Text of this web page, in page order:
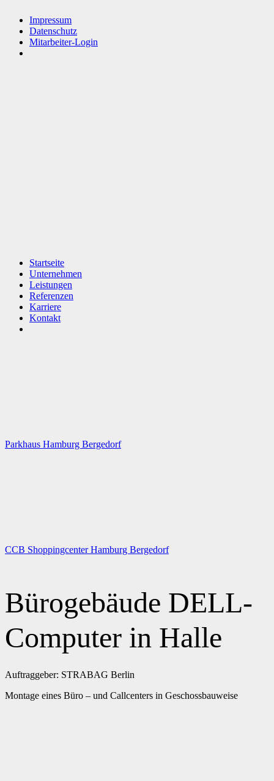
Impressum
Datenschutz
Mitarbeiter-Login
Startseite
Unternehmen
Leistungen
Referenzen
Karriere
Kontakt
Parkhaus Hamburg Bergedorf
CCB Shoppingcenter Hamburg Bergedorf
Bürogebäude DELL-
Computer in Halle
Auftraggeber: STRABAG Berlin
Montage eines Büro – und Callcenters in Geschossbauweise